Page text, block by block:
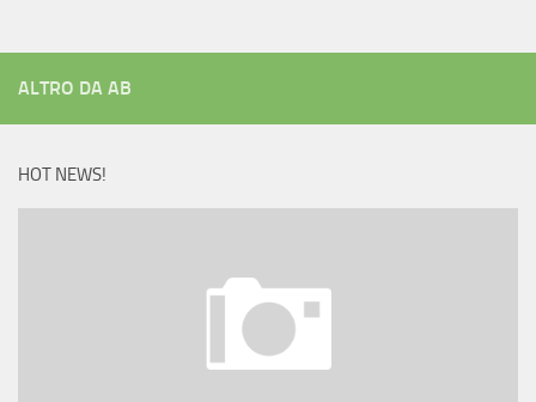
ALTRO DA AB
HOT NEWS!